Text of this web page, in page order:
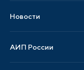
Образцы документов
Мероприятия отрасли
Новости
Новости отрасли
АИП России